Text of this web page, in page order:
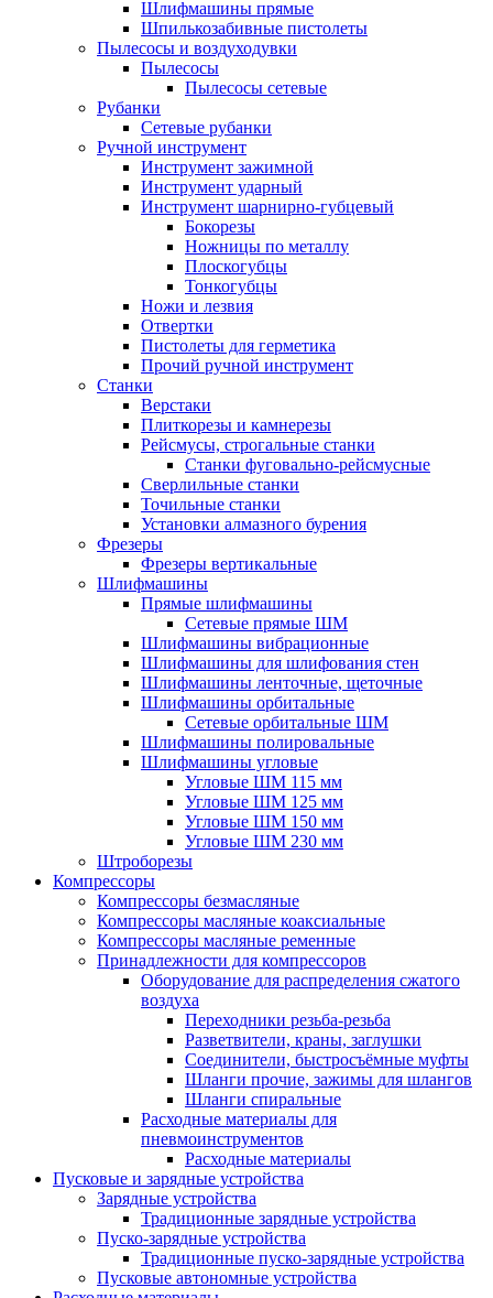
Шлифмашины прямые
Шпилькозабивные пистолеты
Пылесосы и воздуходувки
Пылесосы
Пылесосы сетевые
Рубанки
Сетевые рубанки
Ручной инструмент
Инструмент зажимной
Инструмент ударный
Инструмент шарнирно-губцевый
Бокорезы
Ножницы по металлу
Плоскогубцы
Тонкогубцы
Ножи и лезвия
Отвертки
Пистолеты для герметика
Прочий ручной инструмент
Станки
Верстаки
Плиткорезы и камнерезы
Рейсмусы, строгальные станки
Станки фуговально-рейсмусные
Сверлильные станки
Точильные станки
Установки алмазного бурения
Фрезеры
Фрезеры вертикальные
Шлифмашины
Прямые шлифмашины
Сетевые прямые ШМ
Шлифмашины вибрационные
Шлифмашины для шлифования стен
Шлифмашины ленточные, щеточные
Шлифмашины орбитальные
Сетевые орбитальные ШМ
Шлифмашины полировальные
Шлифмашины угловые
Угловые ШМ 115 мм
Угловые ШМ 125 мм
Угловые ШМ 150 мм
Угловые ШМ 230 мм
Штроборезы
Компрессоры
Компрессоры безмасляные
Компрессоры масляные коаксиальные
Компрессоры масляные ременные
Принадлежности для компрессоров
Оборудование для распределения сжатого
воздуха
Переходники резьба-резьба
Разветвители, краны, заглушки
Соединители, быстросъёмные муфты
Шланги прочие, зажимы для шлангов
Шланги спиральные
Расходные материалы для
пневмоинструментов
Расходные материалы
Пусковые и зарядные устройства
Зарядные устройства
Традиционные зарядные устройства
Пуско-зарядные устройства
Традиционные пуско-зарядные устройства
Пусковые автономные устройства